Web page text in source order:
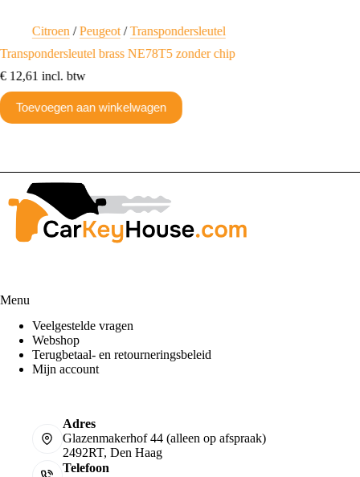
Citroen /Peugeot/Transpondersleutel
Transpondersleutel brass NE78T5 zonder chip
€ 12,61 incl. btw
Toevoegen aan winkelwagen
Menu
Veelgestelde vragen
Webshop
Terugbetaal- en retourneringsbeleid
Mijn account
Adres
Glazenmakerhof 44 (alleen op afspraak)
2492RT, Den Haag
Telefoon